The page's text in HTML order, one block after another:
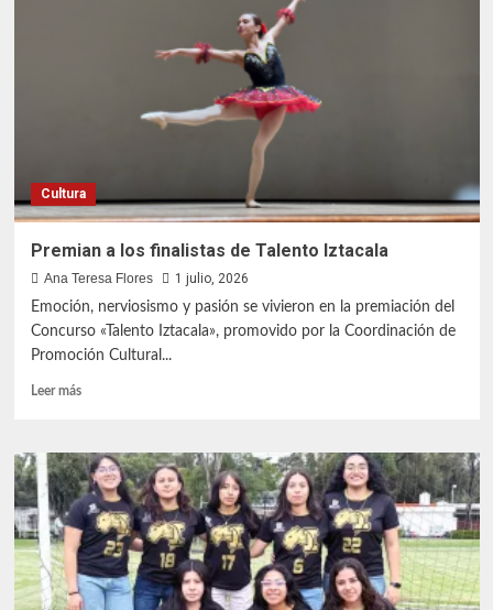
Cultura
Premian a los finalistas de Talento Iztacala
Ana Teresa Flores
1 julio, 2026
Emoción, nerviosismo y pasión se vivieron en la premiación del
Concurso «Talento Iztacala», promovido por la Coordinación de
Promoción Cultural...
Leer másLeer
Premian
a
los
finalistas
de
Talento
Iztacala